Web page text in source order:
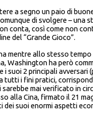
a segno un paio di
di svolgere – una
conta, così come non
del “Grande Gioco”.
mentre allo stesso
Washington ha però
suoi 2 principali
tutti i fini pratici,
mai verificato in
alla Cina, firmato il 21
suoi enormi aspetti